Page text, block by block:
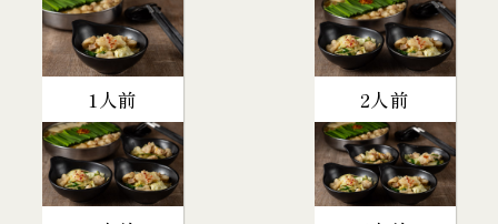
1人前 2人前